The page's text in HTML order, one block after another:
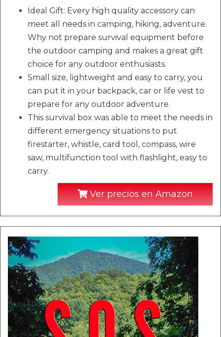
Ideal Gift: Every high quality accessory can
meet all needs in camping, hiking, adventure.
Why not prepare survival equipment before
the outdoor camping and makes a great gift
choice for any outdoor enthusiasts.
Small size, lightweight and easy to carry, you
can put it in your backpack, car or life vest to
prepare for any outdoor adventure.
This survival box was able to meet the needs in
different emergency situations to put
firestarter, whistle, card tool, compass, wire
saw, multifunction tool with flashlight, easy to
carry.
Ver precios en Amazon